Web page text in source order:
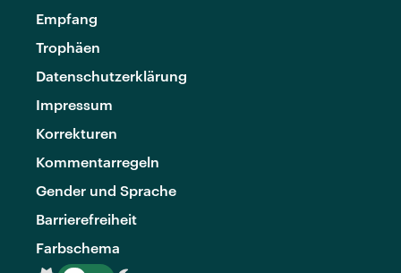
Empfang
Trophäen
Datenschutzerklärung
Impressum
Korrekturen
Kommentarregeln
Gender und Sprache
Barrierefreiheit
Farbschema